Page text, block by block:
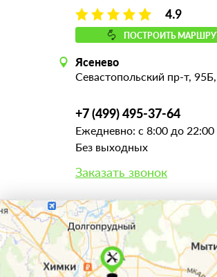
4.9
ПОСТРОИТЬ
Ясенево
Севастопольский пр-т,
+7 (499) 495-37-64
Ежедневно: с 8:00 до 22:00
Без выходных
Заказать звонок